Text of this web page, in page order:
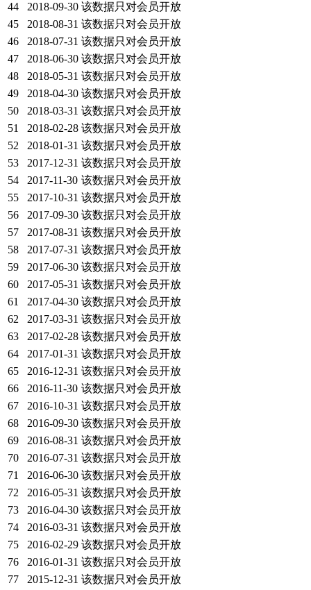
44
2018-09-30 该数据只对会员开放
45
2018-08-31 该数据只对会员开放
46
2018-07-31 该数据只对会员开放
47
2018-06-30 该数据只对会员开放
48
2018-05-31 该数据只对会员开放
49
2018-04-30 该数据只对会员开放
50
2018-03-31 该数据只对会员开放
51
2018-02-28 该数据只对会员开放
52
2018-01-31 该数据只对会员开放
53
2017-12-31 该数据只对会员开放
54
2017-11-30 该数据只对会员开放
55
2017-10-31 该数据只对会员开放
56
2017-09-30 该数据只对会员开放
57
2017-08-31 该数据只对会员开放
58
2017-07-31 该数据只对会员开放
59
2017-06-30 该数据只对会员开放
60
2017-05-31 该数据只对会员开放
61
2017-04-30 该数据只对会员开放
62
2017-03-31 该数据只对会员开放
63
2017-02-28 该数据只对会员开放
64
2017-01-31 该数据只对会员开放
65
2016-12-31 该数据只对会员开放
66
2016-11-30 该数据只对会员开放
67
2016-10-31 该数据只对会员开放
68
2016-09-30 该数据只对会员开放
69
2016-08-31 该数据只对会员开放
70
2016-07-31 该数据只对会员开放
71
2016-06-30 该数据只对会员开放
72
2016-05-31 该数据只对会员开放
73
2016-04-30 该数据只对会员开放
74
2016-03-31 该数据只对会员开放
75
2016-02-29 该数据只对会员开放
76
2016-01-31 该数据只对会员开放
77
2015-12-31 该数据只对会员开放